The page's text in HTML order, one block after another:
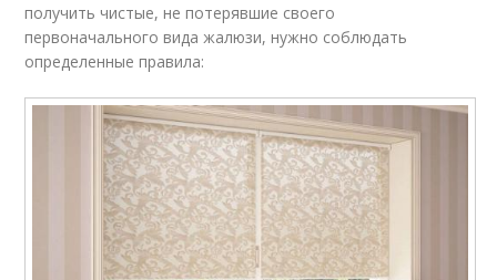
получить чистые, не потерявшие своего
первоначального вида жалюзи, нужно соблюдать
определенные правила: